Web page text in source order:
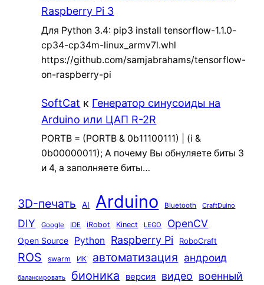
Raspberry Pi 3
Для Python 3.4: pip3 install tensorflow-1.1.0-
cp34-cp34m-linux_armv7l.whl
https://github.com/samjabrahams/tensorflow-
on-raspberry-pi
SoftCat к Генератор синусоиды на
Arduino или ЦАП R-2R
PORTB = (PORTB & 0b11100111) | (i &
0b00000011); А почему Вы обнуляете биты 3
и 4, а заполняете биты…
3D-печать AI Arduino Bluetooth CraftDuino
DIY Google IDE iRobot Kinect LEGO OpenCV
Open Source Python Raspberry Pi RoboCraft
ROS swarm ИК автоматизация андроид
балансировать бионика версия видео военный